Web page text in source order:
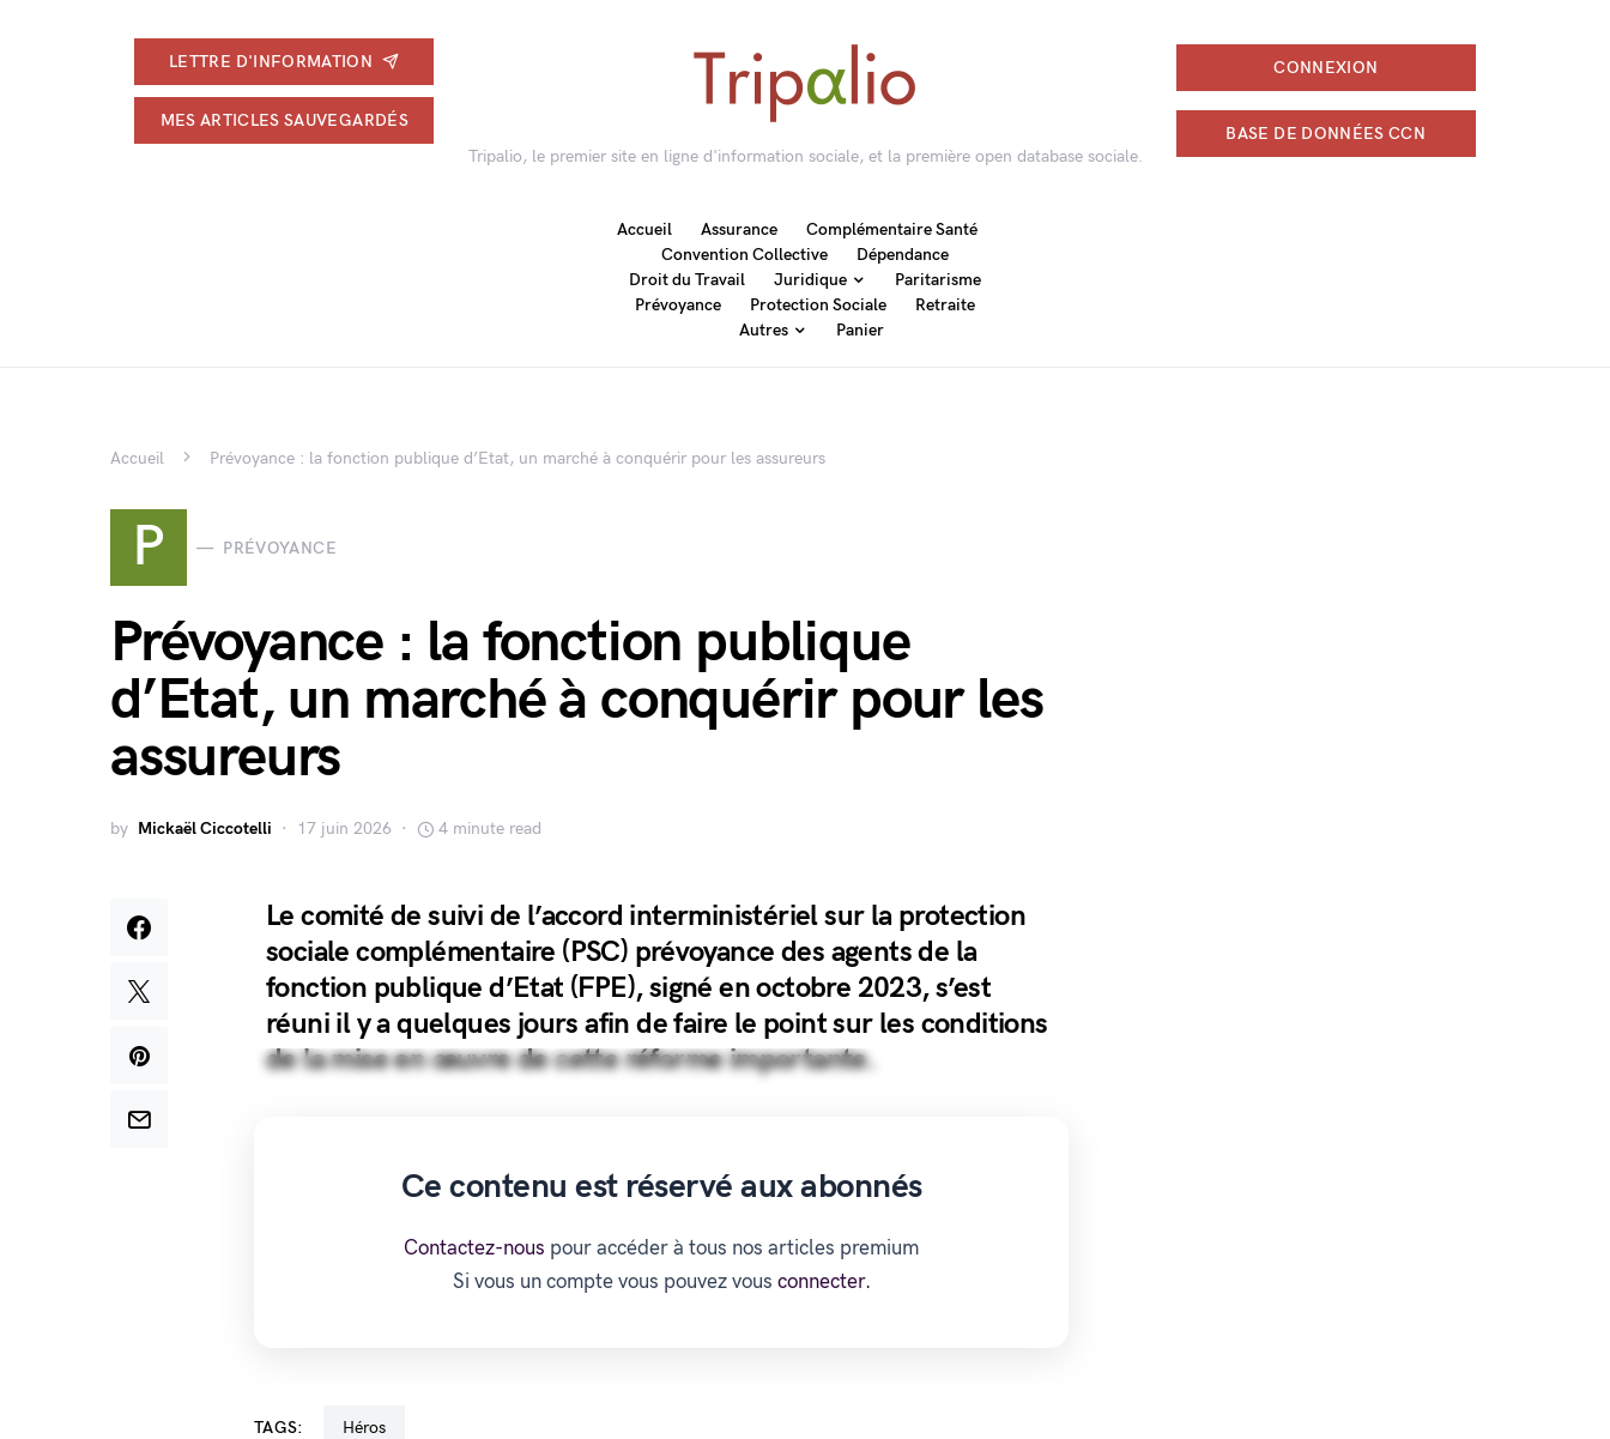
LETTRE D'INFORMATION
MES ARTICLES SAUVEGARDÉS
Tripalio, le premier site en ligne d'information sociale, et la première open database sociale.
CONNEXION
BASE DE DONNÉES CCN
Accueil Assurance
Complémentaire Santé
Convention Collective
Dépendance
Droit du Travail
Juridique
Paritarisme
Prévoyance
Protection Sociale
Retraite
Autres
Panier
Accueil Prévoyance : la fonction publique d’Etat, un marché à conquérir pour les assureurs
P PRÉVOYANCE
Prévoyance : la fonction publique
d’Etat, un marché à conquérir pour les
assureurs
by Mickaël Ciccotelli 17 juin 2026 4 minute read
Le comité de suivi de l’accord interministériel sur la protection
sociale complémentaire (PSC) prévoyance des agents de la
fonction publique d’Etat (FPE), signé en octobre 2023, s’est
réuni il y a quelques jours afin de faire le point sur les conditions
de la mise en œuvre de cette réforme importante.
Ce contenu est réservé aux abonnés
Contactez-nous pour accéder à tous nos articles premium
Si vous un compte vous pouvez vous connecter.
TAGS: Héros